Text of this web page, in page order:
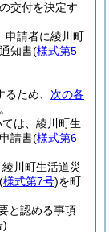
交付を決定す
申請者に綾川町
知書(様式第5
ため、 次の各
は、綾川町生
請書(様式第6
川町生活道災
(様式第7号)を町
と認める事項
)